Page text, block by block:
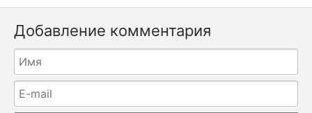
Добавление комментария